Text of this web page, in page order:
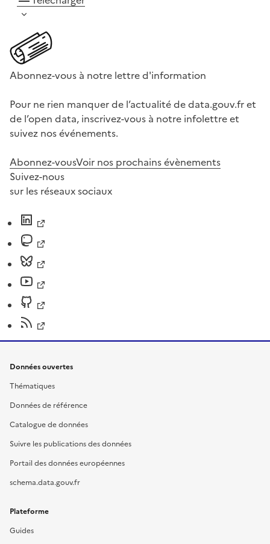
Abonnez-vous à notre lettre d'information
Pour ne rien manquer de l’actualité de data.gouv.fr et
de l’open data, inscrivez-vous à notre infolettre et
suivez nos événements.
Abonnez-vousVoir nos prochains évènements
Suivez-nous
sur les réseaux sociaux
Données ouvertes
Thématiques
Données de référence
Catalogue de données
Suivre les publications des données
Portail des données européennes
schema.data.gouv.fr
Plateforme
Guides